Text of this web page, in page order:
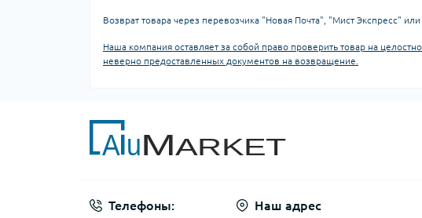
Возврат товара через перевозчика "Новая Почта", "Мист Экспресс"
Наша компания оставляет за собой право проверить товар на
неверно предоставленных документов на возвращение.
Телефоны: Наш адрес